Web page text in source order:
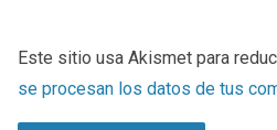
Este sitio usa Akismet para
se procesan los datos de tus